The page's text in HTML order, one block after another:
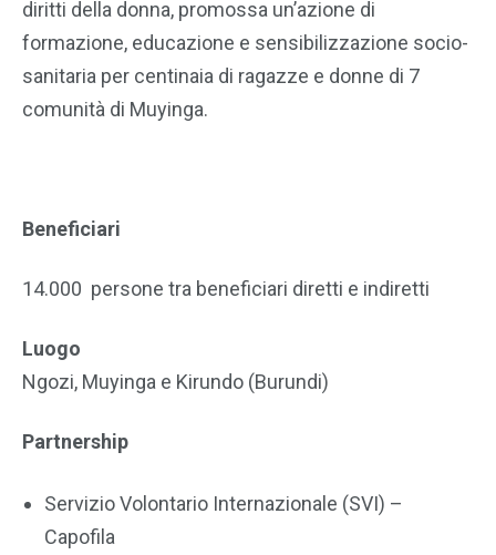
diritti della donna, promossa un’azione di
formazione, educazione e sensibilizzazione socio-
sanitaria per centinaia di ragazze e donne di 7
comunità di Muyinga.
Beneficiari
14.000 persone tra beneficiari diretti e indiretti
Luogo
Ngozi, Muyinga e Kirundo (Burundi)
Partnership
Servizio Volontario Internazionale (SVI) –
Capofila